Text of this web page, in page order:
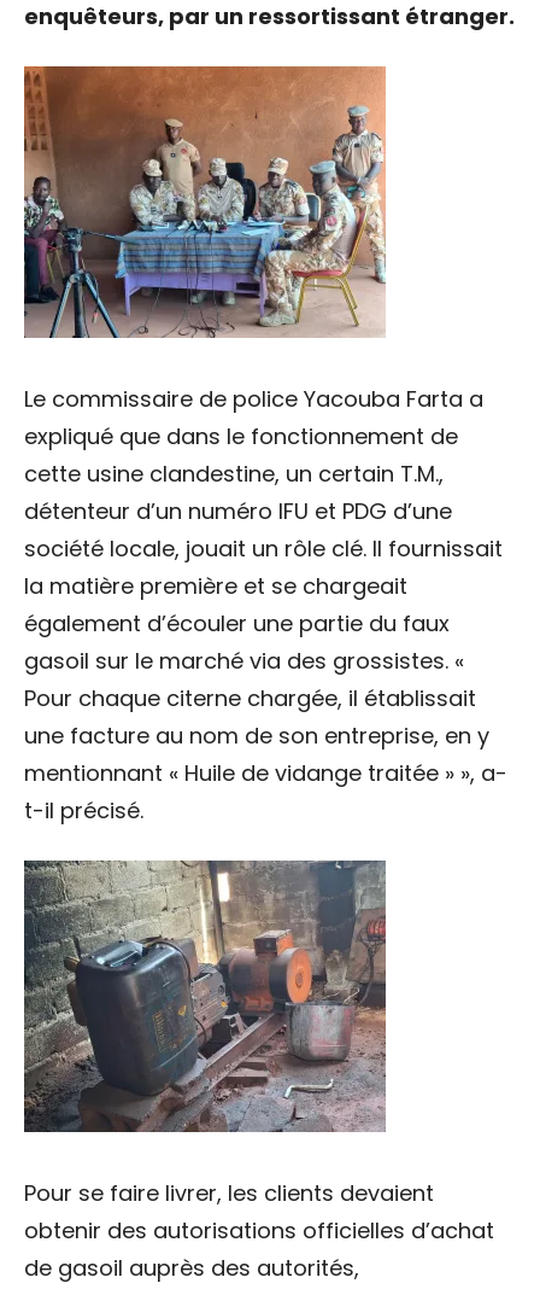
enquêteurs, par un ressortissant étranger.
Le commissaire de police Yacouba Farta a
expliqué que dans le fonctionnement de
cette usine clandestine, un certain T.M.,
détenteur d’un numéro IFU et PDG d’une
société locale, jouait un rôle clé. Il fournissait
la matière première et se chargeait
également d’écouler une partie du faux
gasoil sur le marché via des grossistes. «
Pour chaque citerne chargée, il établissait
une facture au nom de son entreprise, en y
mentionnant « Huile de vidange traitée » », a-
t-il précisé.
Pour se faire livrer, les clients devaient
obtenir des autorisations officielles d’achat
de gasoil auprès des autorités,